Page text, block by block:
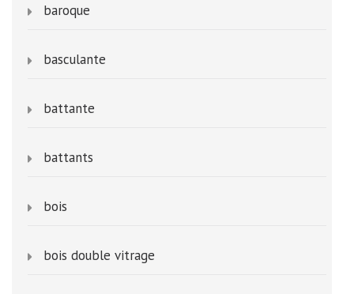
baroque
basculante
battante
battants
bois
bois double vitrage